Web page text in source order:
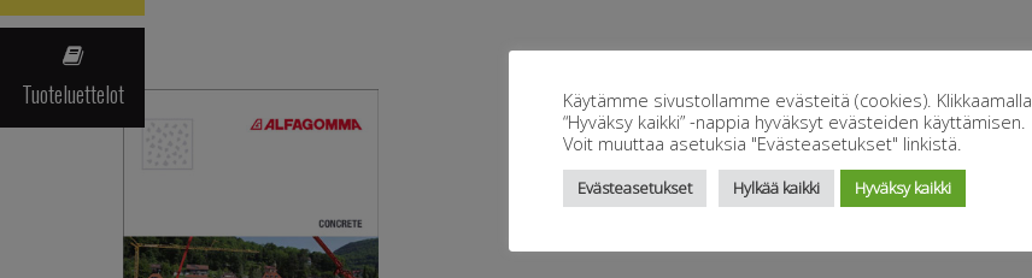
Tuoteluettelot
Käytämme sivustollamme evästeitä (cookies). Klikkaamalla
“Hyväksy kaikki” -nappia hyväksyt evästeiden käyttämisen.
Voit muuttaa asetuksia "Evästeasetukset" linkistä.
Evästeasetukset Hylkää kaikki Hyväksy kaikki